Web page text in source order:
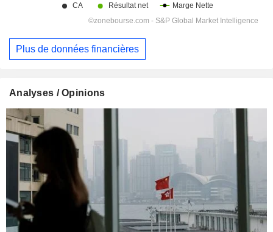
Plus de données financières
Analyses / Opinions